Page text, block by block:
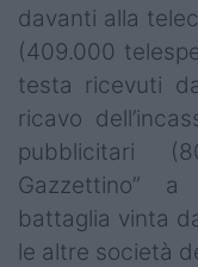
Rugby in TV
Mercato
Serie A Elite
Campionati
Serie A
davanti alla
(409.000
testa ricevuti
ricavo
pubblicitari
Gazzettino”
battaglia vinta
le altre società